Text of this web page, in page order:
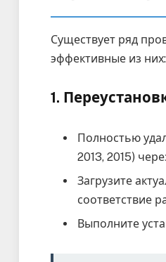
Существует ряд
эффективные из них:
1.
Полностью
2013, 2015)
Загрузите
соответствие
Выполните